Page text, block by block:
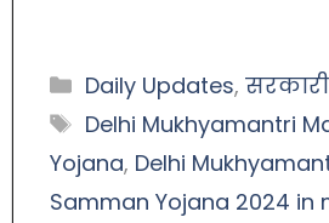
Daily Updates,
Delhi Mukhyamantri
Yojana, Delhi
Samman Yojana 2024 in